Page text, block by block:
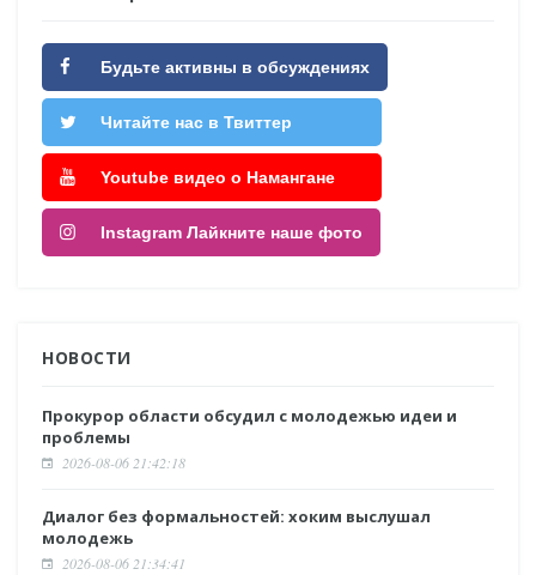
Будьте активны в обсуждениях
Читайте нас в Твиттер
Youtube видео о Намангане
Instagram Лайкните наше фото
НОВОСТИ
Прокурор области обсудил с молодежью идеи и
проблемы
2026-08-06 21:42:18
Диалог без формальностей: хоким выслушал
молодежь
2026-08-06 21:34:41